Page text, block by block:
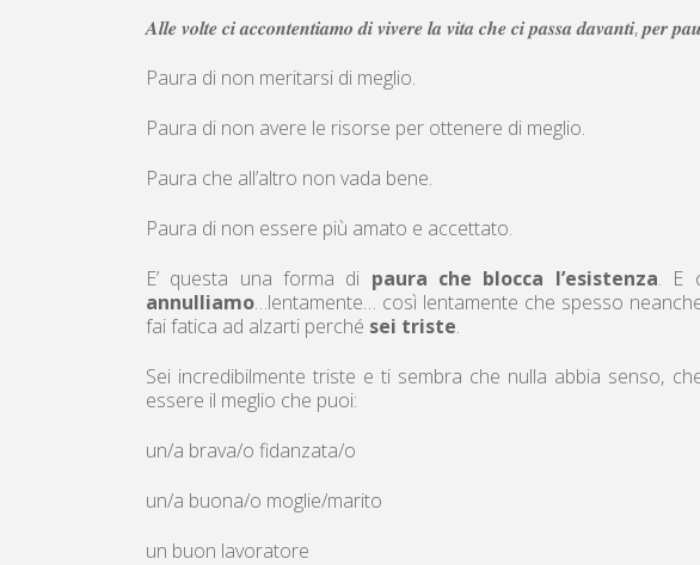
𝑨𝒍𝒍𝒆 𝒗𝒐𝒍𝒕𝒆 𝒄𝒊 𝒂𝒄𝒄𝒐𝒏𝒕𝒆𝒏𝒕𝒊𝒂𝒎𝒐 𝒅𝒊 𝒗𝒊𝒗𝒆𝒓𝒆 𝒍𝒂 𝒗𝒊𝒕𝒂 𝒄𝒉𝒆 𝒄𝒊 𝒑𝒂𝒔𝒔𝒂 𝒅𝒂𝒗𝒂𝒏𝒕𝒊, 𝒑𝒆𝒓
Paura di non meritarsi di meglio.
Paura di non avere le risorse per ottenere di meglio.
Paura che all’altro non vada bene.
Paura di non essere più amato e accettato.
E’ questa una forma di paura che blocca l’esistenza. E
annulliamo…lentamente… così lentamente che spesso
fai fatica ad alzarti perché sei triste.
Sei incredibilmente triste e ti sembra che nulla abbia senso,
essere il meglio che puoi:
un/a brava/o fidanzata/o
un/a buona/o moglie/marito
un buon lavoratore